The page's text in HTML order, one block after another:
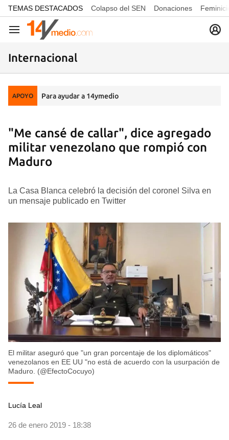
common.go-to-content
TEMAS DESTACADOS Colapso del SEN Donaciones
Navegación
Internacional
APOYO Para ayudar a 14ymedio
"Me cansé de callar", dice agregado
militar venezolano que rompió con
Maduro
La Casa Blanca celebró la decisión del coronel Silva en
un mensaje publicado en Twitter
El militar aseguró que "un gran porcentaje de los diplomáticos"
venezolanos en EE UU "no está de acuerdo con la usurpación de
Maduro. (@EfectoCocuyo)
Lucía Leal
26 de enero 2019 - 18:38